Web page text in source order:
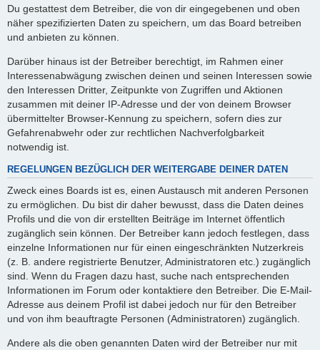
Du gestattest dem Betreiber, die von dir eingegebenen und oben
näher spezifizierten Daten zu speichern, um das Board betreiben
und anbieten zu können.
Darüber hinaus ist der Betreiber berechtigt, im Rahmen einer
Interessenabwägung zwischen deinen und seinen Interessen sowie
den Interessen Dritter, Zeitpunkte von Zugriffen und Aktionen
zusammen mit deiner IP-Adresse und der von deinem Browser
übermittelter Browser-Kennung zu speichern, sofern dies zur
Gefahrenabwehr oder zur rechtlichen Nachverfolgbarkeit
notwendig ist.
REGELUNGEN BEZÜGLICH DER WEITERGABE DEINER DATEN
Zweck eines Boards ist es, einen Austausch mit anderen Personen
zu ermöglichen. Du bist dir daher bewusst, dass die Daten deines
Profils und die von dir erstellten Beiträge im Internet öffentlich
zugänglich sein können. Der Betreiber kann jedoch festlegen, dass
einzelne Informationen nur für einen eingeschränkten Nutzerkreis
(z. B. andere registrierte Benutzer, Administratoren etc.) zugänglich
sind. Wenn du Fragen dazu hast, suche nach entsprechenden
Informationen im Forum oder kontaktiere den Betreiber. Die E-Mail-
Adresse aus deinem Profil ist dabei jedoch nur für den Betreiber
und von ihm beauftragte Personen (Administratoren) zugänglich.
Andere als die oben genannten Daten wird der Betreiber nur mit